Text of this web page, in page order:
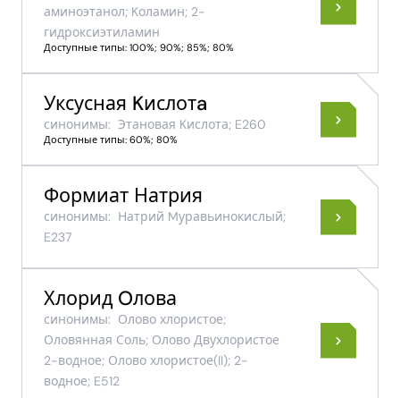
аминоэтанол; Kоламин; 2-
гидроксиэтиламин
Доступные типы: 100%; 90%; 85%; 80%
Уксусная Kислотa
синонимы: Этановая Kислота; E260
Доступные типы: 60%; 80%
Формиат Натрия
синонимы: Натрий Mуравьинокислый;
E237
Хлорид Oлова
синонимы: Олово хлористое;
Оловянная Соль; Олово Двухлористое
2-водное; Олово хлористое(II); 2-
водное; E512